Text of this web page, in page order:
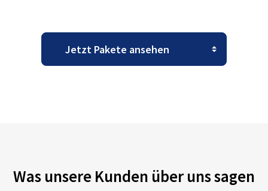
Was unsere Kunden über uns sagen